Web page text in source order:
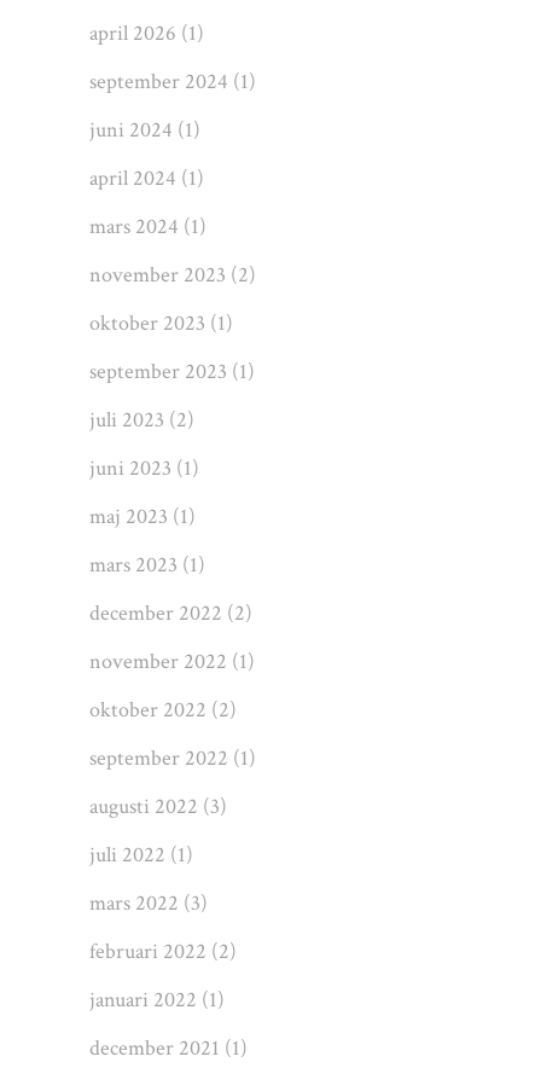
april 2026 (1)
september 2024 (1)
juni 2024 (1)
april 2024 (1)
mars 2024 (1)
november 2023 (2)
oktober 2023 (1)
september 2023 (1)
juli 2023 (2)
juni 2023 (1)
maj 2023 (1)
mars 2023 (1)
december 2022 (2)
november 2022 (1)
oktober 2022 (2)
september 2022 (1)
augusti 2022 (3)
juli 2022 (1)
mars 2022 (3)
februari 2022 (2)
januari 2022 (1)
december 2021 (1)